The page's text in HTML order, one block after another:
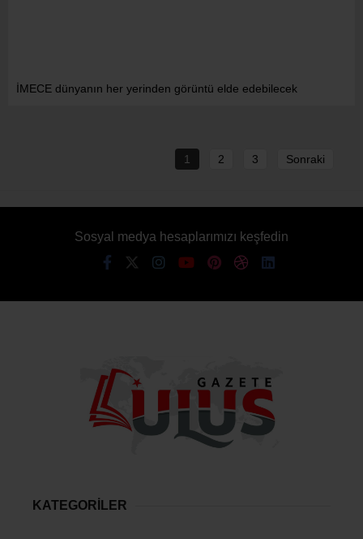
İMECE dünyanın her yerinden görüntü elde edebilecek
1 2 3 Sonraki
Sosyal medya hesaplarımızı keşfedin
KATEGORİLER